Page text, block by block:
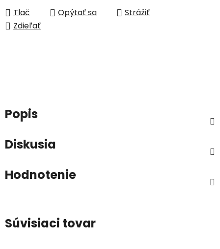
Tlač Opýtať sa
Strážiť
Zdieľať
Popis
Diskusia
Hodnotenie
Súvisiaci tovar